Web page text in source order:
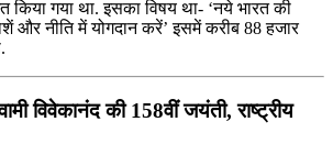
किया गया था. इसका विषय था- ‘नये भारत की
और नीति में योगदान करें’ इसमें करीब 88 हजार
विवेकानंद की 158वीं जयंती, राष्ट्रीय